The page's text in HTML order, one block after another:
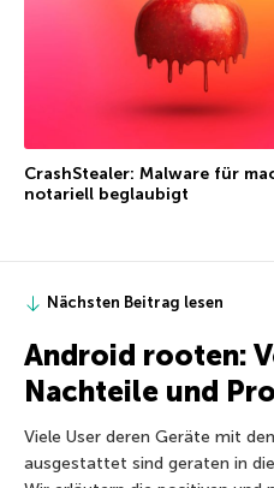
CrashStealer: Malware für
notariell beglaubigt
Nächsten Beitrag lesen
Android rooten:
Nachteile und
Viele User deren Geräte mit
ausgestattet sind geraten in